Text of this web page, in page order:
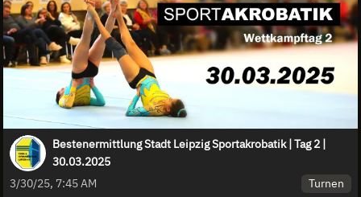
Bestenermittlung Stadt Leipzig Sportakrobatik | Tag 2 |
30.03.2025
3/30/25, 7:45 AM
Turnen